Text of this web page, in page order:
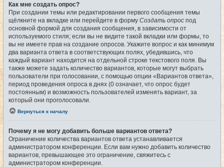
Как мне создать опрос?
При создании темы или редактировании первого сообщения темы
щёлкните на вкладке или перейдите в форму Создать опрос под
основной формой для создания сообщения, в зависимости от
используемого стиля; если вы не видите такой вкладки или формы, то
вы не имеете прав на создание опросов. Укажите вопрос и как минимум
два варианта ответа в соответствующих полях, убедившись, что
каждый вариант находится на отдельной строке текстового поля. Вы
также можете задать количество вариантов, которые могут выбрать
пользователи при голосовании, с помощью опции «Вариантов ответа»,
период проведения опроса в днях (0 означает, что опрос будет
постоянным) и возможность пользователей изменять вариант, за
который они проголосовали.
Вернуться к началу
Почему я не могу добавить больше вариантов ответа?
Ограничение количества вариантов ответа устанавливается
администратором конференции. Если вам нужно добавить количество
вариантов, превышающее это ограничение, свяжитесь с
администратором конференции.